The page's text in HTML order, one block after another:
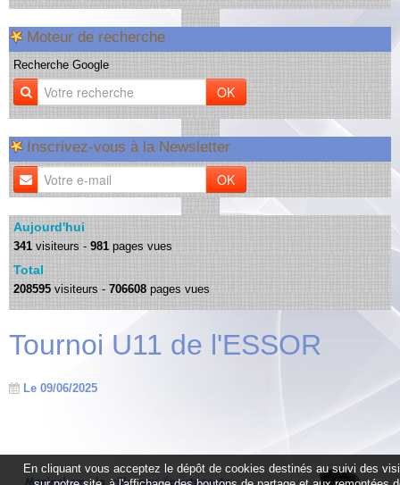
Moteur de recherche
Recherche Google
OK
Inscrivez-vous à la Newsletter
OK
Aujourd'hui
341 visiteurs - 981 pages vues
Total
208595 visiteurs - 706608 pages vues
Tournoi U11 de l'ESSOR
Le 09/06/2025
En cliquant vous acceptez le dépôt de cookies destinés au suivi des